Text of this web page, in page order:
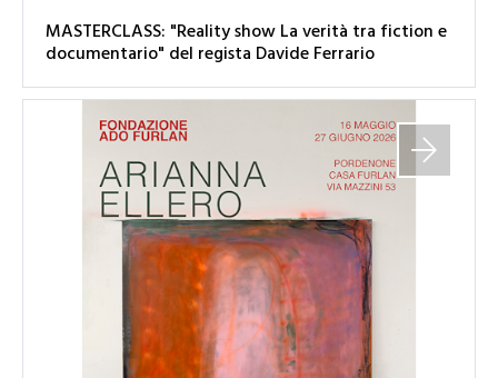
MASTERCLASS: "Reality show La verità tra fiction e
documentario" del regista Davide Ferrario